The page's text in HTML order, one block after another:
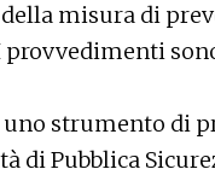
misura di
provvedimenti
uno strumento di
di Pubblica